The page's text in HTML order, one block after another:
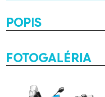
POPIS
FOTOGALÉRIA